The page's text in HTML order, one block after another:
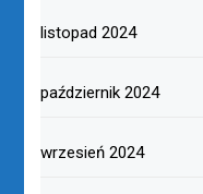
listopad 2024
październik 2024
wrzesień 2024